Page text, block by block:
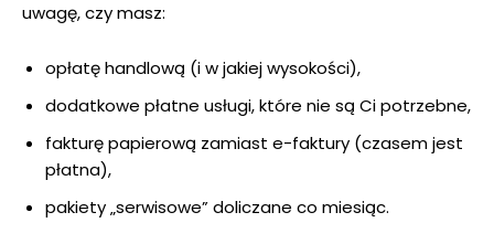
uwagę, czy masz:
opłatę handlową (i w jakiej wysokości),
dodatkowe płatne usługi, które nie są Ci potrzebne,
fakturę papierową zamiast e-faktury (czasem jest
płatna),
pakiety „serwisowe” doliczane co miesiąc.